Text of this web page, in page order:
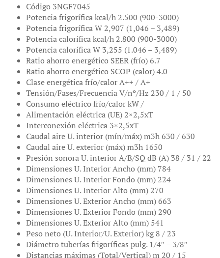
Código 3NGF7045
Potencia frigorífica kcal/h 2.500 (900-3000)
Potencia frigorífica W 2,907 (1,046 – 3,489)
Potencia calorífica kcal/h 2.800 (900-3000)
Potencia calorífica W 3,255 (1.046 – 3,489)
Ratio ahorro energético SEER (frío) 6.7
Ratio ahorro energético SCOP (calor) 4.0
Clase energética frío/calor A++ / A+
Tensión/Fases/Frecuencia V/nº/Hz 230 / 1 / 50
Consumo eléctrico frío/calor kW /
Alimentación eléctrica (UE) 2×2,5xT
Interconexión eléctrica 3×2,5xT
Caudal aire U. interior (mín/máx) m3h 630 / 630
Caudal aire U. exterior (máx) m3h 1650
Presión sonora U. interior A/B/SQ dB (A) 38 / 31 / 22
Dimensiones U. Interior Ancho (mm) 784
Dimensiones U. Interior Fondo (mm) 224
Dimensiones U. Interior Alto (mm) 270
Dimensiones U. Exterior Ancho (mm) 663
Dimensiones U. Exterior Fondo (mm) 290
Dimensiones U. Exterior Alto (mm) 541
Peso neto (U. Interior/U. Exterior) kg 8 / 23
Diámetro tuberías frigoríficas pulg. 1/4″ – 3/8″
Distancias máximas (Total/Vertical) m 20 / 15